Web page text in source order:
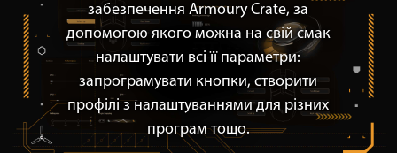
забезпечення Armoury Crate, за
допомогою якого можна на свій смак
налаштувати всі її параметри:
запрограмувати кнопки, створити
профілі з налаштуваннями для різних
програм тощо.